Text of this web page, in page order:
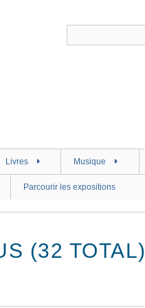
Livres Musique
Parcourir les expositions
(32 TOTAL)